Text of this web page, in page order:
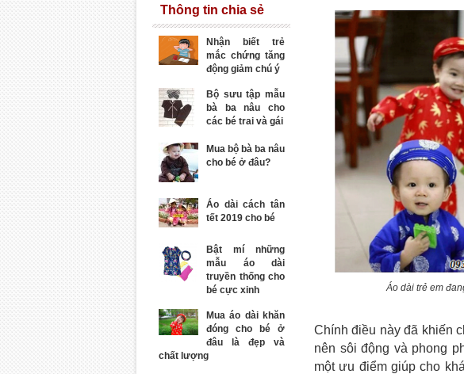
Áo dài trẻ em
Chính điều này đã khiến
nên sôi động và phong
một ưu điểm giúp cho
Thông tin chia sẻ
Nhận biết trẻ
mắc chứng tăng
động giảm chú ý
Bộ sưu tập mẫu
bà ba nâu cho
các bé trai và gái
Mua bộ bà ba nâu
cho bé ở đâu?
Áo dài cách tân
tết 2019 cho bé
Bật mí những
mẫu áo dài
truyền thống cho
bé cực xinh
Mua áo dài khăn
đóng cho bé ở
đâu là đẹp và
chất lượng